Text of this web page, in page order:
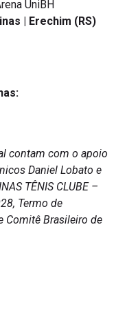
UniBH
| Erechim (RS)
contam com o apoio
Daniel Lobato e
TÊNIS CLUBE –
Termo de
Comitê Brasileiro de